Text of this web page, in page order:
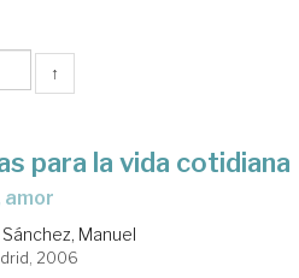
↑
para la vida cotidiana
amor
Manuel
2006